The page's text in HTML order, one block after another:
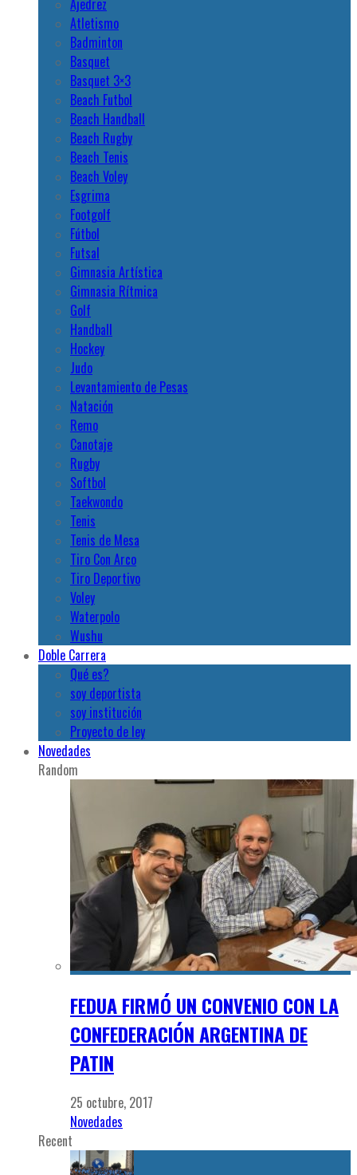
Ajedrez
Atletismo
Badminton
Basquet
Basquet 3×3
Beach Futbol
Beach Handball
Beach Rugby
Beach Tenis
Beach Voley
Esgrima
Footgolf
Fútbol
Futsal
Gimnasia Artística
Gimnasia Rítmica
Golf
Handball
Hockey
Judo
Levantamiento de Pesas
Natación
Remo
Canotaje
Rugby
Softbol
Taekwondo
Tenis
Tenis de Mesa
Tiro Con Arco
Tiro Deportivo
Voley
Waterpolo
Wushu
Doble Carrera
Qué es?
soy deportista
soy institución
Proyecto de ley
Novedades
Random
FEDUA FIRMÓ UN CONVENIO CON LA
CONFEDERACIÓN ARGENTINA DE
PATIN
25 octubre, 2017
Novedades
Recent